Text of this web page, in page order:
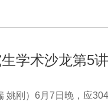
学术沙龙第5
姚刚）6月7日晚，应